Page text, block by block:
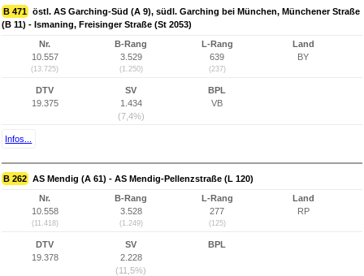
B 471 östl. AS Garching-Süd (A 9), südl. Garching bei München, Münchener Straße
(B 11) - Ismaning, Freisinger Straße (St 2053)
Nr.
10.557
(13.725)
B-Rang
3.529
(1.250)
L-Rang
639
(237)
Land
BY
DTV
19.375
SV
1.434
(7,4%)
BPL
VB
Infos...
B 262 AS Mendig (A 61) - AS Mendig-Pellenzstraße (L 120)
Nr.
10.558
(11.418)
B-Rang
3.528
(1.249)
L-Rang
277
(125)
Land
RP
DTV
19.378
SV
2.228
(11,5%)
BPL